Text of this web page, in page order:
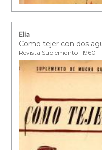
Elia
Como tejer con dos
Revista Suplemento | 1960